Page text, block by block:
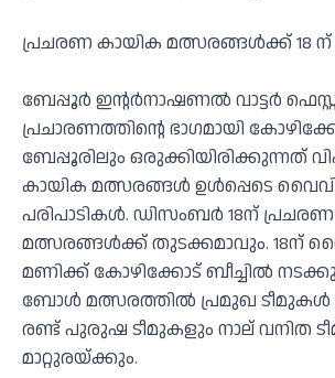
പ്രചരണ കായിക മത്സരങ്ങൾക്ക് 18
ബേപ്പൂര്‍ ഇന്റര്‍നാഷണല്‍ വാട്ടര്‍
പ്രചാരണത്തിൻ്റെ ഭാഗമായി
ബേപ്പൂരിലും ഒരുക്കിയിരിക്കുന്നത്
കായിക മത്സരങ്ങൾ ഉൾപ്പെടെ
പരിപാടികൾ. ഡിസംബര്‍ 18ന്
മത്സരങ്ങൾക്ക് തുടക്കമാവും. 18ന്
മണിക്ക് കോഴിക്കോട് ബീച്ചിൽ
ബോൾ മത്സരത്തിൽ പ്രമുഖ ടീമുകൾ
രണ്ട് പുരുഷ ടീമുകളും നാല് വനിത
മാറ്റുരയ്ക്കും.